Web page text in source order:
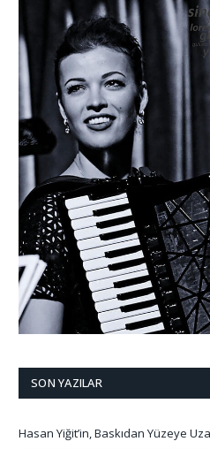
SON YAZILAR
Hasan Yiğit’in, Baskıdan Yüzeye